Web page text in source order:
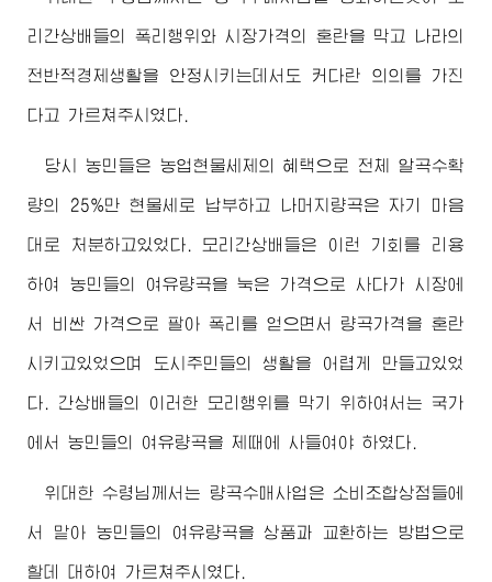
리간상배들의 폭리행위와 시장가격의 혼란을 막고 나라의
전반적경제생활을 안정시키는데서도 커다란 의의를 가진
다고 가르쳐주시였다.
당시 농민들은 농업현물세제의 혜택으로 전체 알곡수확
량의 25%만 현물세로 납부하고 나머지량곡은 자기 마음
대로 처분하고있었다. 모리간상배들은 이런 기회를 리용
하여 농민들의 여유량곡을 눅은 가격으로 사다가 시장에
서 비싼 가격으로 팔아 폭리를 얻으면서 량곡가격을 혼란
시키고있었으며 도시주민들의 생활을 어렵게 만들고있었
다. 간상배들의 이러한 모리행위를 막기 위하여서는 국가
에서 농민들의 여유량곡을 제때에 사들여야 하였다.
위대한 수령님께서는 량곡수매사업은 소비조합상점들에
서 맡아 농민들의 여유량곡을 상품과 교환하는 방법으로
할데 대하여 가르쳐주시였다.